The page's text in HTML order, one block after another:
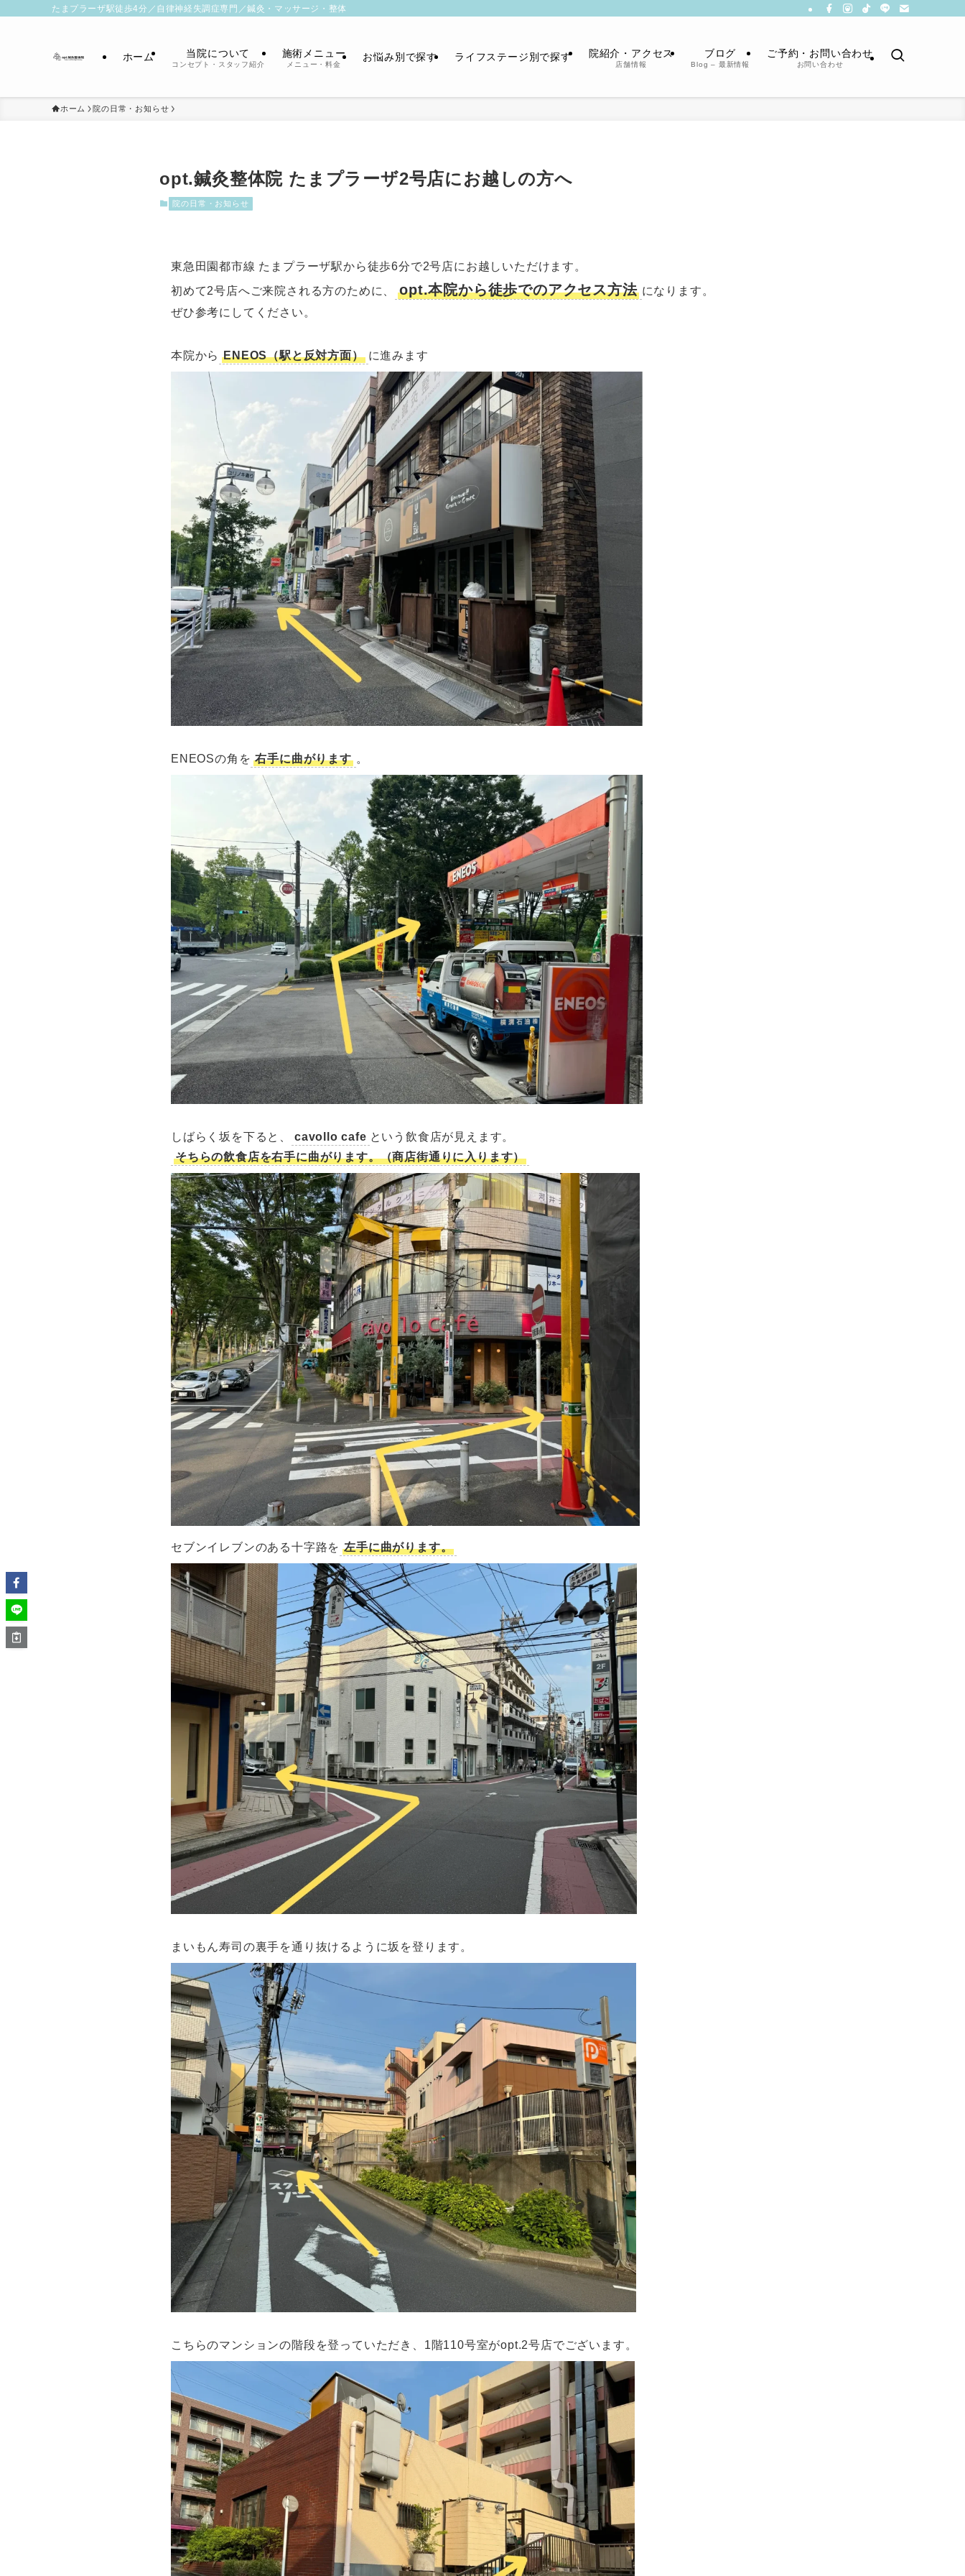
たまプラーザ駅徒歩4分／自律神経失調症専門／鍼灸・マッサージ・整体
ホーム 当院について
コンセプト・スタッフ紹介
施術メニュー
メニュー・料金
お悩み別で探す ライフステージ別で探す 院紹介・アクセス
店舗情報
ブログ
Blog – 最新情報
ご予約・お問い合わせ
お問い合わせ
ホーム 院の日常・お知らせ
opt.鍼灸整体院 たまプラーザ2号店にお越しの方へ
院の日常・お知らせ
東急田園都市線 たまプラーザ駅から徒歩6分で2号店にお越しいただけます。
初めて2号店へご来院される方のために、
opt.本院から徒歩でのアクセス方法 になります。
ぜひ参考にしてください。
本院から ENEOS（駅と反対方面） に進みます
ENEOSの角を 右手に曲がります 。
しばらく坂を下ると、 cavollo cafe という飲食店が見えます。
そちらの飲食店を右手に曲がります。（商店街通りに入ります）
セブンイレブンのある十字路を 左手に曲がります。
まいもん寿司の裏手を通り抜けるように坂を登ります。
こちらのマンションの階段を登っていただき、1階110号室がopt.2号店でございます。